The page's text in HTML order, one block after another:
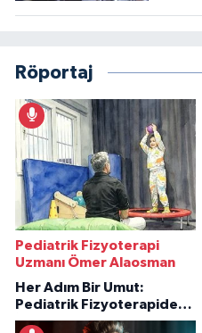
Röportaj
Pediatrik Fizyoterapi
Uzmanı Ömer Alaosman
Her Adım Bir Umut:
Pediatrik Fizyoterapiden
İlham Veren Hikâyeler